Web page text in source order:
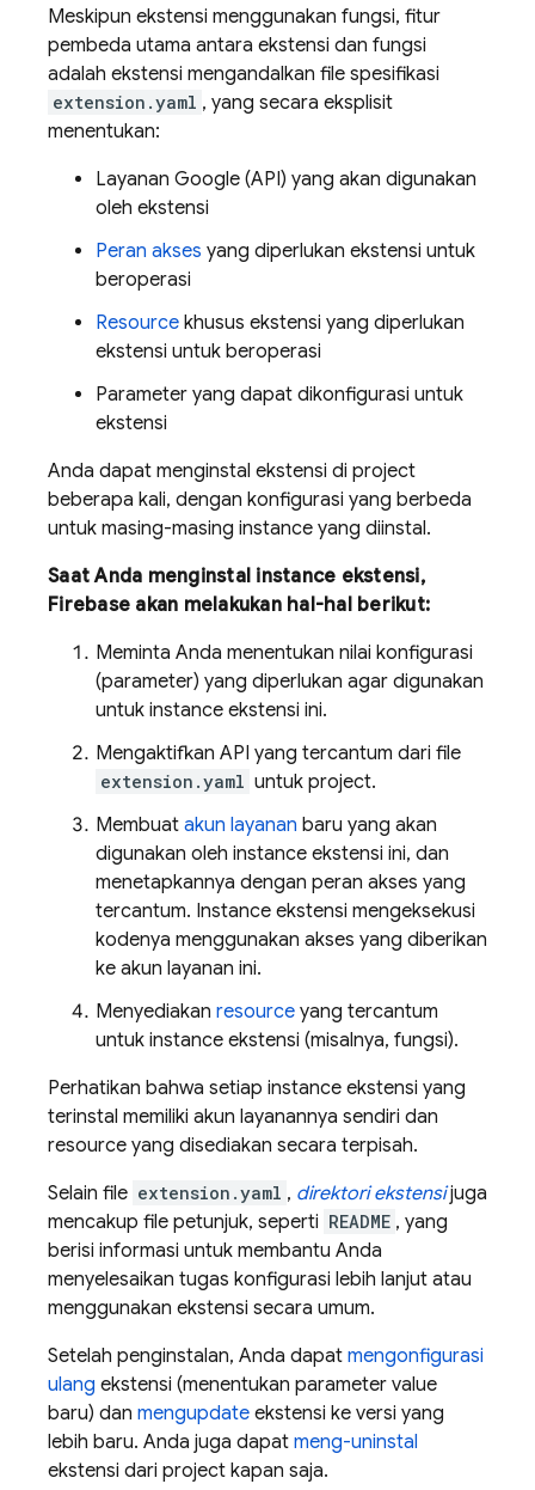
Meskipun ekstensi menggunakan fungsi, fitur
pembeda utama antara ekstensi dan fungsi
adalah ekstensi mengandalkan file spesifikasi
extension.yaml , yang secara eksplisit
menentukan:
Layanan Google (API) yang akan digunakan
oleh ekstensi
Peran akses yang diperlukan ekstensi untuk
beroperasi
Resource khusus ekstensi yang diperlukan
ekstensi untuk beroperasi
Parameter yang dapat dikonfigurasi untuk
ekstensi
Anda dapat menginstal ekstensi di project
beberapa kali, dengan konfigurasi yang berbeda
untuk masing-masing instance yang diinstal.
Saat Anda menginstal instance ekstensi,
Firebase akan melakukan hal-hal berikut:
Meminta Anda menentukan nilai konfigurasi
(parameter) yang diperlukan agar digunakan
untuk instance ekstensi ini.
Mengaktifkan API yang tercantum dari file
extension.yaml untuk project.
Membuat akun layanan baru yang akan
digunakan oleh instance ekstensi ini, dan
menetapkannya dengan peran akses yang
tercantum. Instance ekstensi mengeksekusi
kodenya menggunakan akses yang diberikan
ke akun layanan ini.
Menyediakan resource yang tercantum
untuk instance ekstensi (misalnya, fungsi).
Perhatikan bahwa setiap instance ekstensi yang
terinstal memiliki akun layanannya sendiri dan
resource yang disediakan secara terpisah.
Selain file extension.yaml , direktori ekstensijuga
mencakup file petunjuk, seperti README , yang
berisi informasi untuk membantu Anda
menyelesaikan tugas konfigurasi lebih lanjut atau
menggunakan ekstensi secara umum.
Setelah penginstalan, Anda dapat mengonfigurasi
ulang ekstensi (menentukan parameter value
baru) dan mengupdate ekstensi ke versi yang
lebih baru. Anda juga dapat meng-uninstal
ekstensi dari project kapan saja.